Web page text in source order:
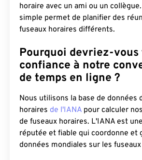
horaire avec un ami ou un
simple permet de planifier des
fuseaux horaires différents.
Pourquoi devriez-vous
confiance à notre
de temps en ligne ?
Nous utilisons la base de données
horaires de l'IANA pour calculer
de fuseaux horaires. L'IANA est
réputée et fiable qui coordonne et
données mondiales sur les